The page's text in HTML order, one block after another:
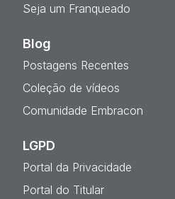
Seja um Franqueado
Blog
Postagens Recentes
Coleção de vídeos
Comunidade Embracon
LGPD
Portal da Privacidade
Portal do Titular